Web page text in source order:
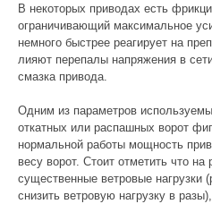
В некоторых приводах есть
ограничивающий максимальное
немного быстрее реагирует на
лияют перепалы напряжения в
смазка привода.
Одним из параметров
откатных или распашных ворот
нормальной работы мощность
весу ворот. Стоит отметить что
существенные ветровые нагрузки
снизить ветровую нагрузку в